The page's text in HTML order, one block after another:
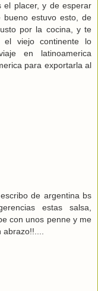
el placer, y de esperar
bueno estuvo esto, de
por la cocina, y te
viejo continente lo
en latinoamerica
para exportarla al
de argentina bs
estas salsa,
con unos penne y me